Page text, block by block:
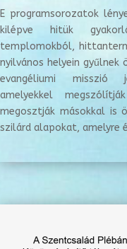
E programsorozatok
kilépve hitük
templomokból,
nyilvános helyein gyűlnek
evangéliumi misszió
amelyekkel
megosztják másokkal is
szilárd alapokat, amelyre